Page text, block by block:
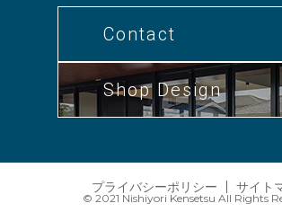
Contact
Shop Design
プライバシーポリシー サイト
© 2021 Nishiyori Kensetsu All Rights